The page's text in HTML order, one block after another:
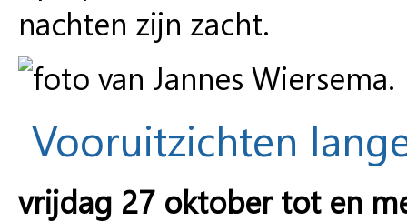
nachten zijn zacht.
Vooruitzichten
vrijdag 27 oktober tot en